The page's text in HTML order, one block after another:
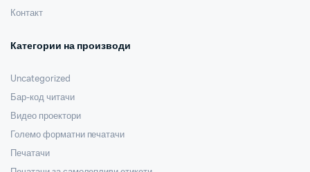
Контакт
Категории на производи
Uncategorized
Бар-код читачи
Видео проектори
Големо форматни печатачи
Печатачи